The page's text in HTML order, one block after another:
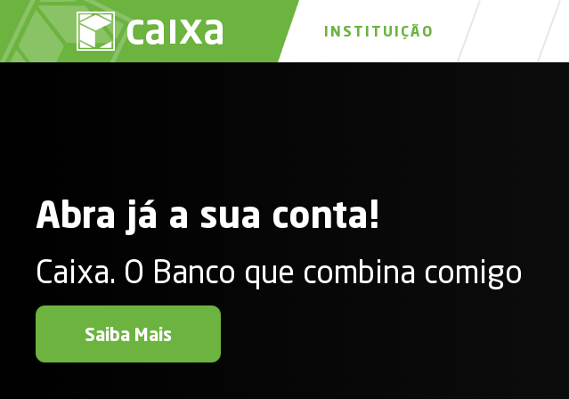
INSTITUIÇÃO
Abra já a sua conta!
Caixa. O Banco que combina comigo
Saiba Mais